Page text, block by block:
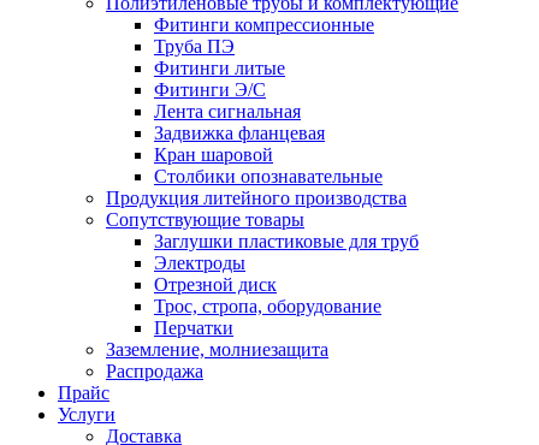
Фитинги компрессионные
Труба ПЭ
Фитинги литые
Фитинги Э/С
Лента сигнальная
Задвижка фланцевая
Кран шаровой
Столбики опознавательные
Продукция литейного производства
Сопутствующие товары
Заглушки пластиковые для труб
Электроды
Отрезной диск
Трос, стропа, оборудование
Перчатки
Заземление, молниезащита
Распродажа
Прайс
Услуги
Доставка